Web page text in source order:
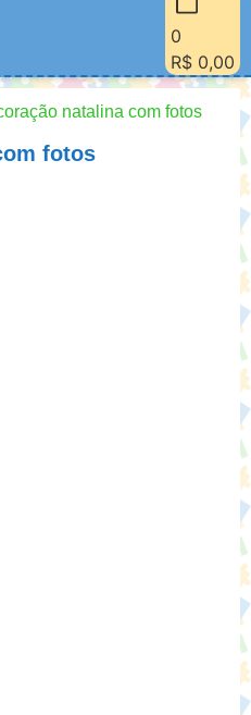
0
R$ 0,00
natalina com fotos
fotos